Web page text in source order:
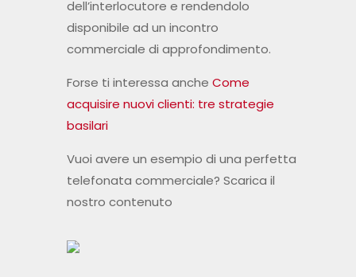
dell’interlocutore e rendendolo
disponibile ad un incontro
commerciale di approfondimento.
Forse ti interessa anche Come
acquisire nuovi clienti: tre strategie
basilari
Vuoi avere un esempio di una perfetta
telefonata commerciale? Scarica il
nostro contenuto